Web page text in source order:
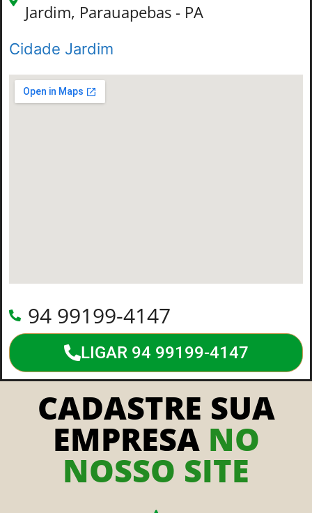
Jardim, Parauapebas - PA
Cidade Jardim
94 99199-4147
LIGAR 94 99199-4147
CADASTRE SUA
EMPRESA NO
NOSSO SITE